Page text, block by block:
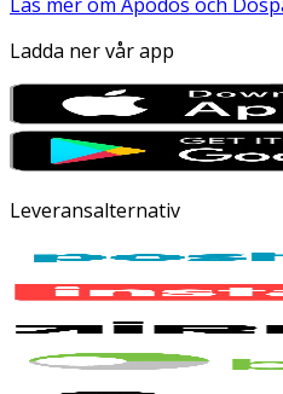
Ladda ner vår app
Leveransalternativ